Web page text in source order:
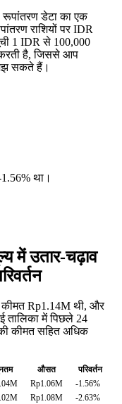
डेटा का एक
राशियों पर IDR
1 IDR से 100,000
है, जिससे आप
सकते हैं।
था।
में उतार-चढ़ाव
Rp1.14M थी, और
तालिका में पिछले 24
कीमत सहित अधिक
औसत
परिवर्तन
Rp1.06M
-1.56%
Rp1.08M
-2.63%